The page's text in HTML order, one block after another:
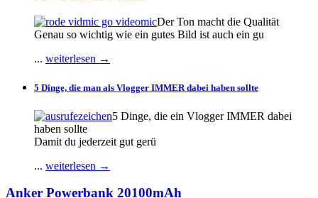
Der Ton macht die Qualität
Genau so wichtig wie ein gutes Bild ist auch ein gu
... weiterlesen →
5 Dinge, die man als Vlogger IMMER dabei haben sollte
5 Dinge, die ein Vlogger IMMER dabei
haben sollte
Damit du jederzeit gut gerü
... weiterlesen →
Anker Powerbank 20100mAh